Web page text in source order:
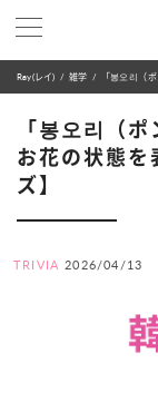
Ray(レイ) 雑学 「봉오리（
「봉오리（
お花の状態
ズ】
TRIVIA 2026/04/13